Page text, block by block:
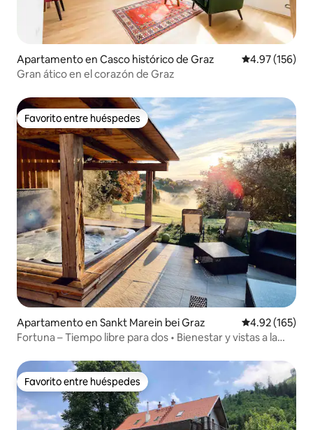
Apartamento en Casco histórico de Graz Calificación
4.97 (156)
Gran ático en el corazón de Graz
Favorito entre huéspedes
Favorito entre huéspedes
Apartamento en Sankt Marein bei Graz Calificación
4.92 (165)
Fortuna – Tiempo libre para dos • Bienestar y vistas a la
Favorito entre huéspedes
Favorito entre huéspedes